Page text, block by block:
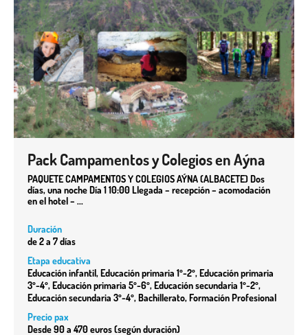
Pack Campamentos y Colegios en Aýna
PAQUETE CAMPAMENTOS Y COLEGIOS AÝNA (ALBACETE) Dos
días, una noche Día 1 10:00 Llegada – recepción – acomodación
en el hotel – ...
Duración
de 2 a 7 días
Etapa educativa
Educación infantil, Educación primaria 1º-2º, Educación primaria
3º-4º, Educación primaria 5º-6º, Educación secundaria 1º-2º,
Educación secundaria 3º-4º, Bachillerato, Formación Profesional
Precio pax
Desde 90 a 470 euros (según duración)